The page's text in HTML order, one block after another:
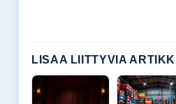
LISAA LIITTYVIA